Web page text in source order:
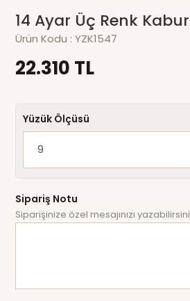
14 Ayar Üç Renk
Ürün Kodu :YZK1547
22.310 TL
Yüzük Ölçüsü
Sipariş Notu
Siparişinize özel mesajınızı